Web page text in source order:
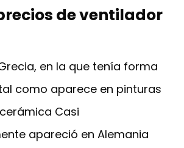
de ventilador
en la que tenía forma
como aparece en pinturas
Casi
apareció en Alemania